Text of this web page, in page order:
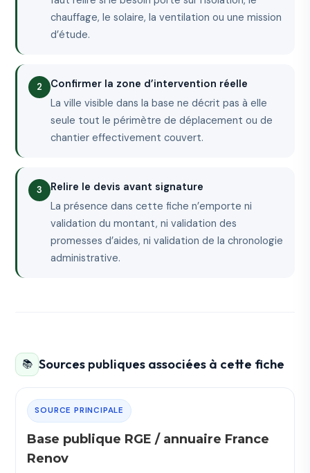
chauffage, le solaire, la ventilation ou une mission
d’étude.
Confirmer la zone d’intervention réelle
La ville visible dans la base ne décrit pas à elle
seule tout le périmètre de déplacement ou de
chantier effectivement couvert.
Relire le devis avant signature
La présence dans cette fiche n’emporte ni
validation du montant, ni validation des
promesses d’aides, ni validation de la chronologie
administrative.
📚 Sources publiques associées à cette fiche
SOURCE PRINCIPALE
Base publique RGE / annuaire France
Renov